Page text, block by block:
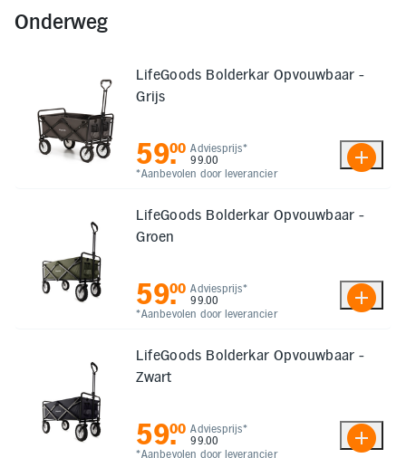
Buiten en Tuin
Elektronica
Kids en Baby
Persoonlijke verzorging
Sport, Spel en Bewegen
Mijn
Onderweg
LifeGoods Bolderkar Opvouwbaar -
Grijs
Adviesprijs*
99.00
*Aanbevolen door leverancier
59.
00
LifeGoods Bolderkar Opvouwbaar -
Groen
Adviesprijs*
99.00
*Aanbevolen door leverancier
59.
00
LifeGoods Bolderkar Opvouwbaar -
Zwart
Adviesprijs*
99.00
*Aanbevolen door leverancier
59.
00